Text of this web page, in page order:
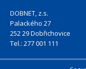
DOBNET, z.s.
Palackého 27
252 29 Dobřichovice
Tel.: 277 001 111